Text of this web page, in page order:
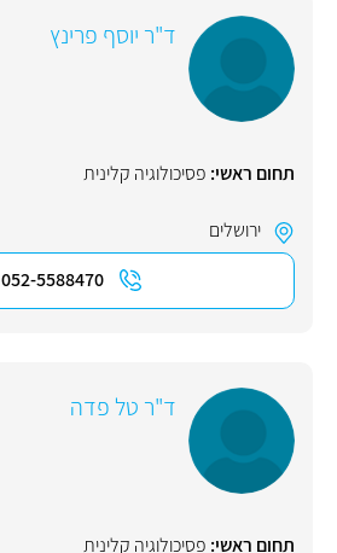
ד"ר יוסף פרינץ
תחום ראשי: פסיכולוגיה קלינית
ירושלים
052-5588470
ד"ר טל פדה
תחום ראשי: פסיכולוגיה קלינית